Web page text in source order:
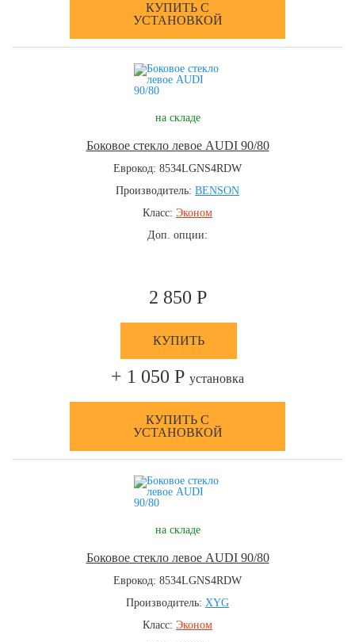
КУПИТЬ С
УСТАНОВКОЙ
на складе
Боковое стекло левое AUDI 90/80
Еврокод: 8534LGNS4RDW
Производитель: BENSON
Класс: Эконом
Доп. опции:
2 850 Р
КУПИТЬ
+ 1 050 Р установка
КУПИТЬ С
УСТАНОВКОЙ
на складе
Боковое стекло левое AUDI 90/80
Еврокод: 8534LGNS4RDW
Производитель: XYG
Класс: Эконом